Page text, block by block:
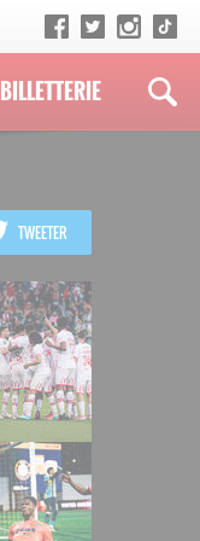
BILLETTERIE
TWEETER